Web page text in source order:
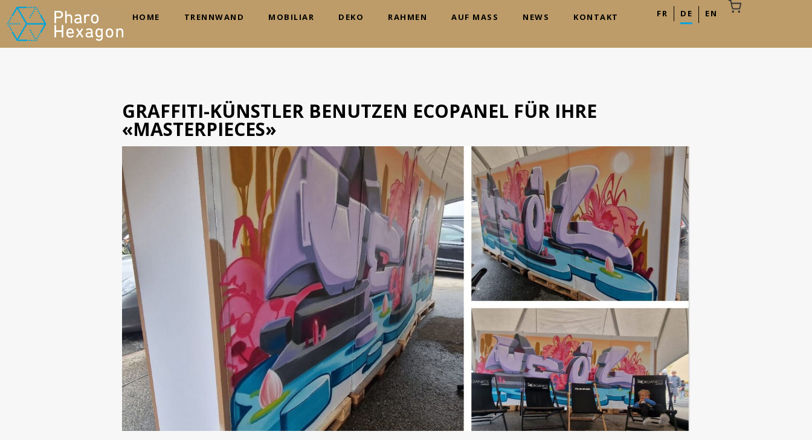
HOME TRENNWAND MOBILIAR DEKO RAHMEN AUF MASS NEWS KONTAKT FR DE EN
GRAFFITI-KÜNSTLER BENUTZEN ECOPANEL FÜR IHRE
«MASTERPIECES»
Ihr Warenkorb ist leer